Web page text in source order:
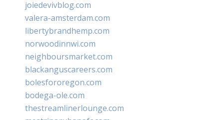
joiedevivblog.com
valera-amsterdam.com
libertybrandhemp.com
norwoodinnwi.com
neighboursmarket.com
blackanguscareers.com
bolesfororegon.com
bodega-ole.com
thestreamlinerlounge.com